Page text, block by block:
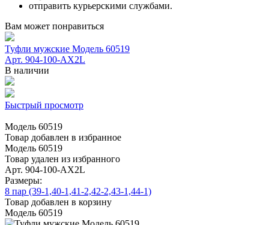
отправить курьерскими службами.
Вам может понравиться
Туфли мужские Модель 60519
Арт. 904-100-АХ2L
В наличии
Быстрый просмотр
Модель 60519
Товар добавлен в избранное
Модель 60519
Товар удален из избранного
Арт. 904-100-АХ2L
Размеры:
8 пар (39-1,40-1,41-2,42-2,43-1,44-1)
Товар добавлен в корзину
Модель 60519